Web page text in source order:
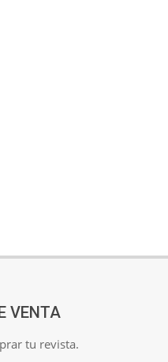
VENTA
tu revista.